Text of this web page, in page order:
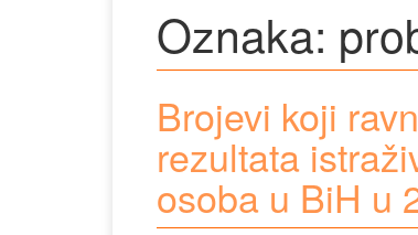
Oznaka:
Brojevi koji
rezultata
osoba u BiH u